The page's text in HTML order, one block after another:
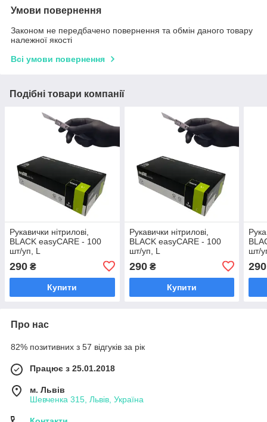
Умови повернення
Законом не передбачено повернення та обмін даного товару
належної якості
Всі умови повернення
Подібні товари компанії
Рукавички нітрилові,
BLACK easyCARE - 100
шт/уп, L
290 ₴
Купити
Рукавички нітрилові,
BLACK easyCARE - 100
шт/уп, L
290₴
Купити
шт/
290
Про нас
82% позитивних з 57 відгуків за рік
Працює з 25.01.2018
м. Львів
Шевченка 315, Львів, Україна